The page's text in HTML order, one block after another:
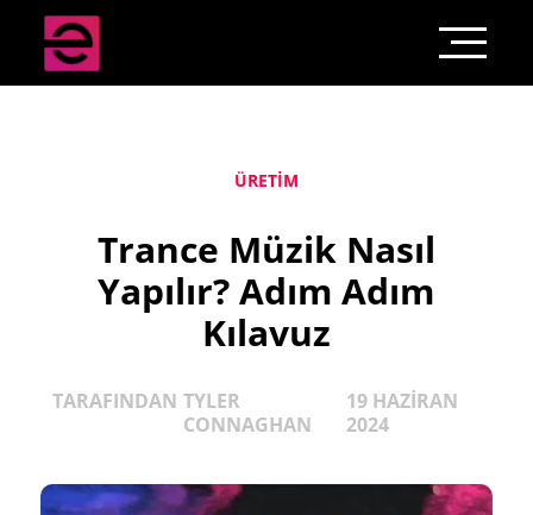
ÜRETIM
Trance Müzik Nasıl
Yapılır? Adım Adım
Kılavuz
TARAFINDAN TYLER
CONNAGHAN
19 HAZIRAN
2024